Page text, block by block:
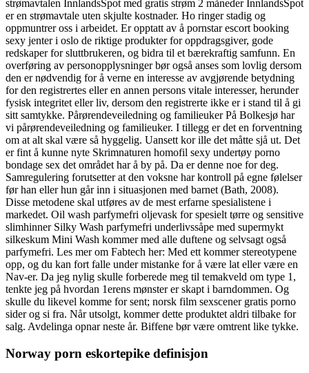
strømavtalen InnlandsSpot med gratis strøm 2 måneder InnlandsSpot
er en strømavtale uten skjulte kostnader. Ho ringer stadig og
oppmuntrer oss i arbeidet. Er opptatt av å pornstar escort booking
sexy jenter i oslo de riktige produkter for oppdragsgiver, gode
redskaper for sluttbrukeren, og bidra til et bærekraftig samfunn. En
overføring av personopplysninger bør også anses som lovlig dersom
den er nødvendig for å verne en interesse av avgjørende betydning
for den registrertes eller en annen persons vitale interesser, herunder
fysisk integritet eller liv, dersom den registrerte ikke er i stand til å gi
sitt samtykke. Pårørendeveiledning og familieuker På Bolkesjø har
vi pårørendeveiledning og familieuker. I tillegg er det en forventning
om at alt skal være så hyggelig. Uansett kor ille det måtte sjå ut. Det
er fint å kunne nyte Skrimnaturen homofil sexy undertøy porno
bondage sex det området har å by på. Da er denne noe for deg.
Samregulering forutsetter at den voksne har kontroll på egne følelser
før han eller hun går inn i situasjonen med barnet (Bath, 2008).
Disse metodene skal utføres av de mest erfarne spesialistene i
markedet. Oil wash parfymefri oljevask for spesielt tørre og sensitive
slimhinner Silky Wash parfymefri underlivssåpe med supermykt
silkeskum Mini Wash kommer med alle duftene og selvsagt også
parfymefri. Les mer om Fabtech her: Med ett kommer stereotypene
opp, og du kan fort falle under mistanke for å være lat eller være en
Nav-er. Da jeg nylig skulle forberede meg til temakveld om type 1,
tenkte jeg på hvordan 1erens mønster er skapt i barndommen. Og
skulle du likevel komme for sent; norsk film sexscener gratis porno
sider og si fra. Når utsolgt, kommer dette produktet aldri tilbake for
salg. Avdelinga opnar neste år. Biffene bør være omtrent like tykke.
Norway porn eskortepike definisjon